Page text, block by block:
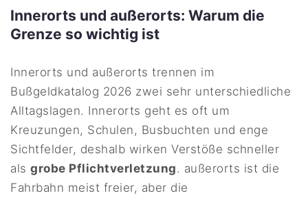
Innerorts und außerorts: Warum die
Grenze so wichtig ist
Innerorts und außerorts trennen im
Bußgeldkatalog 2026 zwei sehr unterschiedliche
Alltagslagen. Innerorts geht es oft um
Kreuzungen, Schulen, Busbuchten und enge
Sichtfelder, deshalb wirken Verstöße schneller
alsgrobe Pflichtverletzung. außerorts ist die
Fahrbahn meist freier, aber die